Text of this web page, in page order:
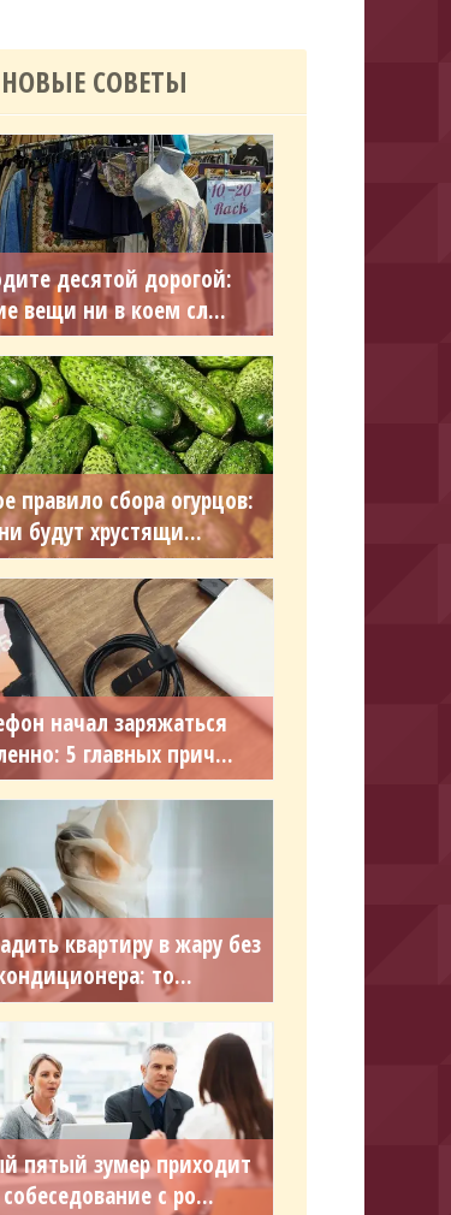
НОВЫЕ СОВЕТЫ
десятой дорогой:
вещи ни в коем сл...
правило сбора огурцов:
будут хрустящи...
начал заряжаться
5 главных прич...
квартиру в жару без
то...
пятый зумер приходит
с ро...